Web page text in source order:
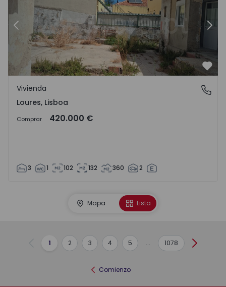
Anterior
Loures, Lisboa
Vivienda
Loures, Lisboa
Comprar 420.000 €
3 1 102 132 360 2
Mapa Lista
Anterior
1 2 3 4 5 ... 1078
Comienzo